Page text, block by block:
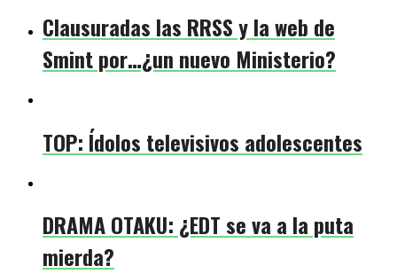
Clausuradas las RRSS y la web de
Smint por…¿un nuevo Ministerio?
TOP: Ídolos televisivos adolescentes
DRAMA OTAKU: ¿EDT se va a la puta
mierda?